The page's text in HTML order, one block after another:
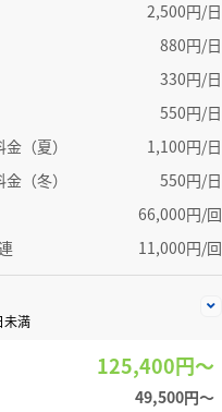
2,500円/日
880円/日
330円/日
550円/日
（夏）
1,100円/日
（冬）
550円/日
66,000円/回
11,000円/回
未満
125,400円～
49,500円〜